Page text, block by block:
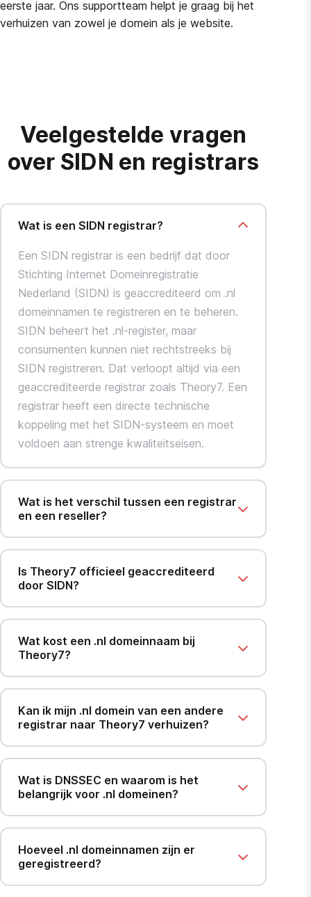
eerste jaar. Ons supportteam helpt je graag bij het
verhuizen van zowel je domein als je website.
Veelgestelde vragen
over SIDN en registrars
Wat is een SIDN registrar?
Een SIDN registrar is een bedrijf dat door
Stichting Internet Domeinregistratie
Nederland (SIDN) is geaccrediteerd om .nl
domeinnamen te registreren en te beheren.
SIDN beheert het .nl-register, maar
consumenten kunnen niet rechtstreeks bij
SIDN registreren. Dat verloopt altijd via een
geaccrediteerde registrar zoals Theory7. Een
registrar heeft een directe technische
koppeling met het SIDN-systeem en moet
voldoen aan strenge kwaliteitseisen.
Wat is het verschil tussen een registrar
en een reseller?
Is Theory7 officieel geaccrediteerd
door SIDN?
Wat kost een .nl domeinnaam bij
Theory7?
Kan ik mijn .nl domein van een andere
registrar naar Theory7 verhuizen?
Wat is DNSSEC en waarom is het
belangrijk voor .nl domeinen?
Hoeveel .nl domeinnamen zijn er
geregistreerd?